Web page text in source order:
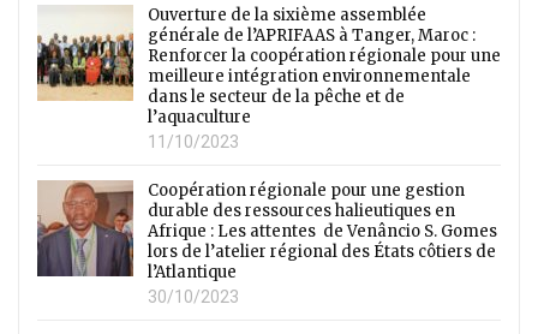
Ouverture de la sixième assemblée
générale de l’APRIFAAS à Tanger, Maroc :
Renforcer la coopération régionale pour une
meilleure intégration environnementale
dans le secteur de la pêche et de
l’aquaculture
11/10/2023
Coopération régionale pour une gestion
durable des ressources halieutiques en
Afrique : Les attentes de Venâncio S. Gomes
lors de l’atelier régional des États côtiers de
l’Atlantique
30/10/2023